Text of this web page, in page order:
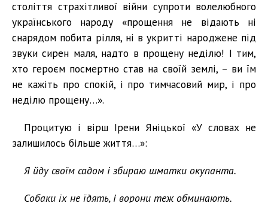
століття страхітливої війни супроти волелюбного
українського народу «прощення не відають ні
снарядом побита рілля, ні в укритті народжене під
звуки сирен маля, надто в прощену неділю! І тим,
хто героєм посмертно став на своїй землі, – ви їм
не кажіть про спокій, і про тимчасовий мир, і про
неділю прощену…».
Процитую і вірш Ірени Яніцької «У словах не
залишилось більше життя…»:
Я йду своїм садом і збираю шматки окупанта.
Собаки їх не їдять, і ворони теж обминають.